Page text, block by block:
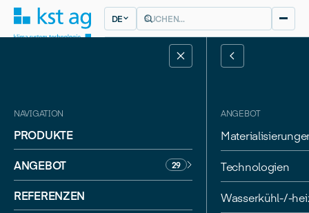
DE
NAVIGATION
PRODUKTE
ANGEBOT
29
REFERENZEN
ANGEBOT
Technologien
Wasserkühl-/-
BUOCHS
BEYOND DESIGN, STRÜBY KONZEPT